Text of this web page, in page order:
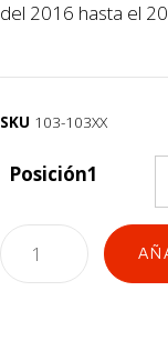
del 2016 hasta el
SKU 103-103XX
Posición1